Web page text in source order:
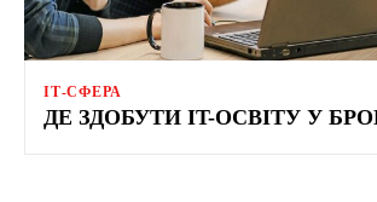
ІТ-СФЕРА
ДЕ ЗДОБУТИ IT-ОСВІТУ У